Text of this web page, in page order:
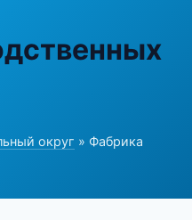
округ » Фабрика